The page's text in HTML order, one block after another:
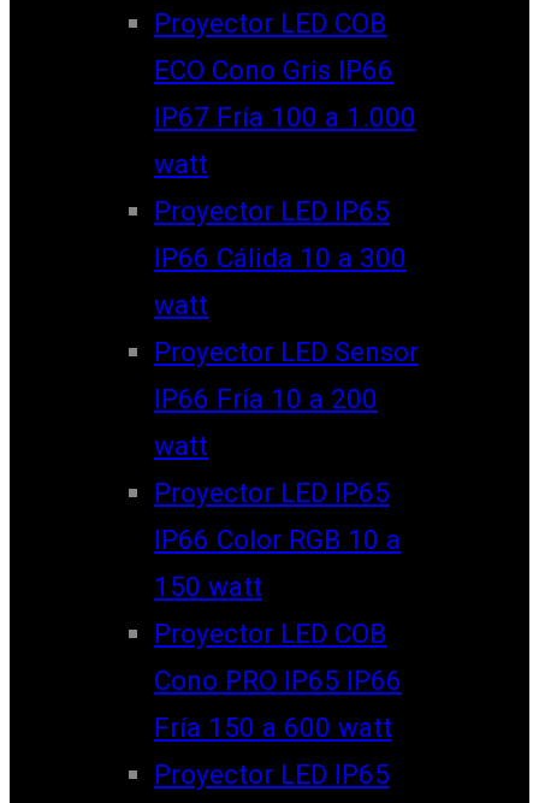
Proyector LED COB
ECO Cono Gris IP66
IP67 Fría 100 a 1.000
watt
Proyector LED IP65
IP66 Cálida 10 a 300
watt
Proyector LED Sensor
IP66 Fría 10 a 200
watt
Proyector LED IP65
IP66 Color RGB 10 a
150 watt
Proyector LED COB
Cono PRO IP65 IP66
Fría 150 a 600 watt
Proyector LED IP65